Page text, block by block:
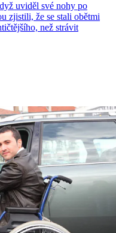
uviděl své nohy po
zjistili, že se stali obětmi
než strávit